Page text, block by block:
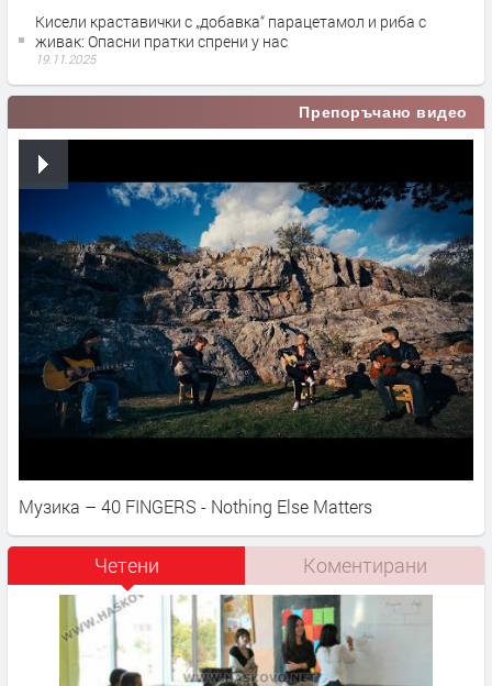
Кисели краставички с „добавка“ парацетамол и риба с
живак: Опасни пратки спрени у нас
19.11.2025
Препоръчано видео
Музика – 40 FINGERS - Nothing Else Matters
Четени Коментирани